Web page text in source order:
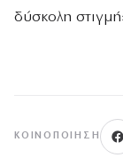
δύσκολη
ΚΟΙΝΟΠΟΊΗΣΗ